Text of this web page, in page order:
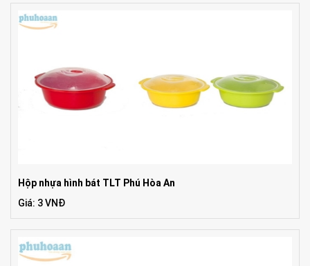
Hộp nhựa hình bát TLT Phú Hòa An
Giá: 3 VNĐ